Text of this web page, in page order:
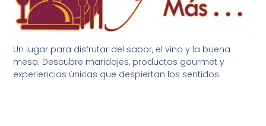
Un lugar para disfrutar del sabor, el vino y la buena
mesa. Descubre maridajes, productos gourmet y
experiencias únicas que despiertan los sentidos.